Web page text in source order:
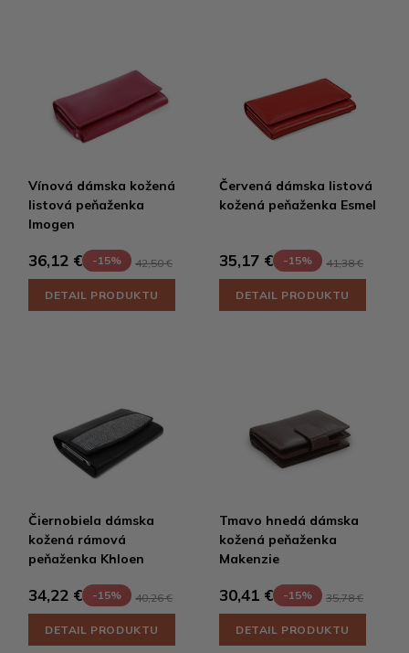
Vínová dámska kožená
listová peňaženka
Imogen
36,12 € -15% 42,50 €
DETAIL PRODUKTU
Červená dámska listová
kožená peňaženka Esmel
35,17 € -15% 41,38 €
DETAIL PRODUKTU
Čiernobiela dámska
kožená rámová
peňaženka Khloen
34,22 € -15% 40,26 €
DETAIL PRODUKTU
Tmavo hnedá dámska
kožená peňaženka
Makenzie
30,41 € -15% 35,78 €
DETAIL PRODUKTU